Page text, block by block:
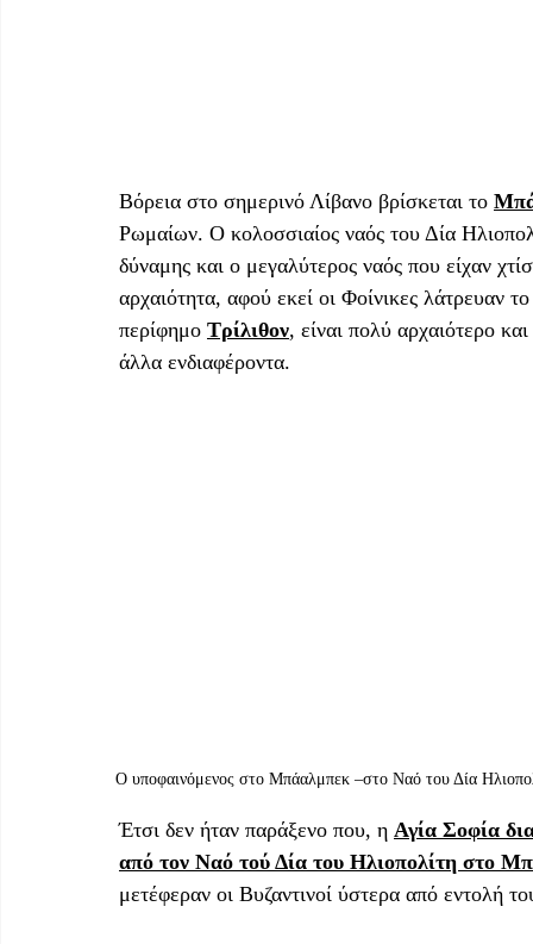
Βόρεια στο σημερινό Λίβανο βρίσκεται το
Ρωμαίων. Ο κολοσσιαίος ναός του Δία
δύναμης και ο μεγαλύτερος ναός που είχαν
αρχαιότητα, αφού εκεί οι Φοίνικες
περίφημο Τρίλιθον, είναι πολύ αρχαιότερο
άλλα ενδιαφέροντα.
Ο υποφαινόμενος στο Μπάαλμπεκ –στο Ναό του Δία
Έτσι δεν ήταν παράξενο που, η Αγία Σοφία
από τον Ναό τού Δία του Ηλιοπολίτη στο
μετέφεραν οι Βυζαντινοί ύστερα από εντολή